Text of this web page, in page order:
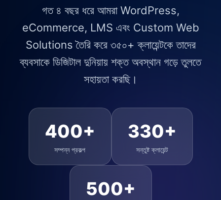
গত ৪ বছর ধরে আমরা WordPress,
eCommerce, LMS এবং Custom Web
Solutions তৈরি করে ৩৫০+ ক্লায়েন্টকে তাদের
ব্যবসাকে ডিজিটাল দুনিয়ায় শক্ত অবস্থান গড়ে তুলতে
সহায়তা করছি।
400+
সম্পন্ন প্রকল্প
330+
সন্তুষ্ট ক্লায়েন্ট
500+